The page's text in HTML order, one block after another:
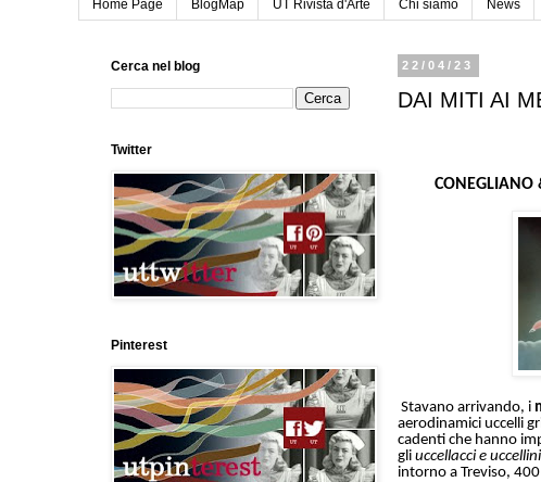
Home Page BlogMap UT Rivista d'Arte Chi siamo News
22/04/23
DAI MITI AI
CONEGLIANO
Stavano arrivando, i
aerodinamici uccelli
cadenti che hanno
gli uccellacci e uccellini
intorno a Treviso,
Cerca nel blog
Twitter
Pinterest